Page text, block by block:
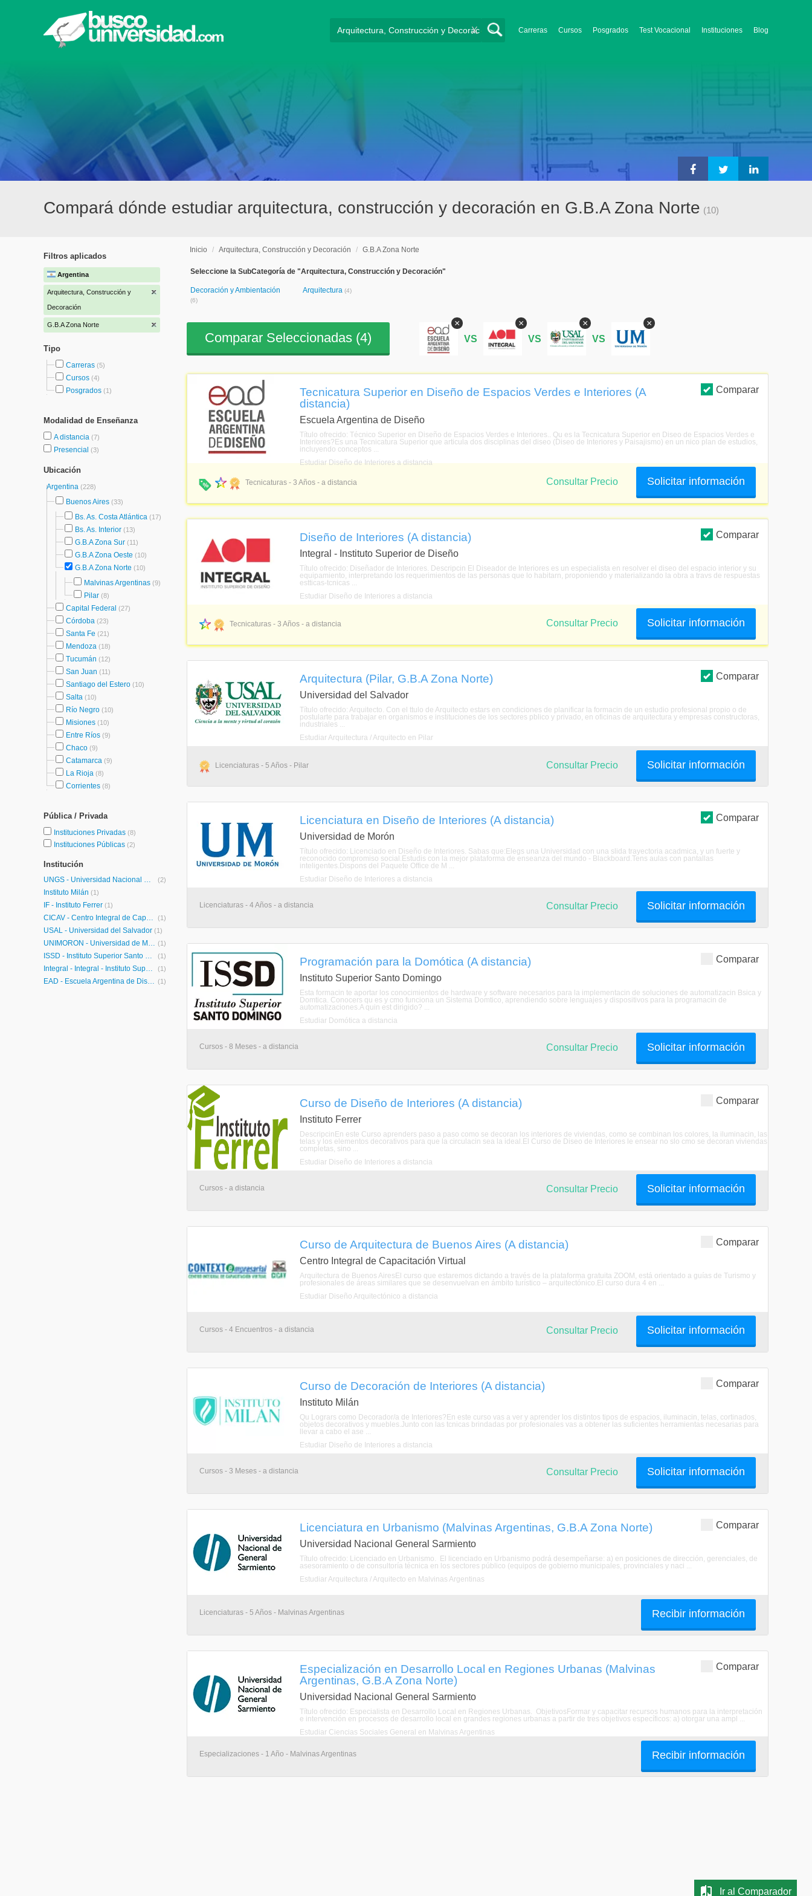
Carreras Cursos Posgrados Test Vocacional Instituciones Blog
X
Compará dónde estudiar arquitectura, construcción y decoración en G.B.A Zona Norte (10)
Filtros aplicados
Argentina
Arquitectura, Construcción y
Decoración
G.B.A Zona Norte
Tipo
Carreras (5)
Cursos (4)
Posgrados (1)
Modalidad de Enseñanza
A distancia (7)
Presencial (3)
Ubicación
Argentina (228)
Buenos Aires (33)
Bs. As. Costa Atlántica (17)
Bs. As. Interior (13)
G.B.A Zona Sur (11)
G.B.A Zona Oeste (10)
G.B.A Zona Norte (10)
Malvinas Argentinas (9)
Pilar (8)
Capital Federal (27)
Córdoba (23)
Santa Fe (21)
Mendoza (18)
Tucumán (12)
San Juan (11)
Santiago del Estero (10)
Salta (10)
Río Negro (10)
Misiones (10)
Entre Ríos (9)
Chaco (9)
Catamarca (9)
La Rioja (8)
Corrientes (8)
Pública / Privada
Instituciones Privadas (8)
Instituciones Públicas (2)
Institución
UNGS - Universidad Nacional General Sarmiento (2)
Instituto Milán (1)
IF - Instituto Ferrer (1)
CICAV - Centro Integral de Capacitación Virtual (1)
USAL - Universidad del Salvador (1)
UNIMORÓN - Universidad de Morón (1)
ISSD - Instituto Superior Santo Domingo (1)
Integral - Integral - Instituto Superior de Diseño (1)
EAD - Escuela Argentina de Diseño (1)
Inicio / Arquitectura, Construcción y Decoración / G.B.A Zona Norte
Seleccione la SubCategoría de "Arquitectura, Construcción y Decoración"
Decoración y Ambientación
(6)
Arquitectura (4)
Comparar Seleccionadas (4)
×
VS
×
VS
×
VS
×
Comparar
Tecnicatura Superior en Diseño de Espacios Verdes e Interiores (A
distancia)
Escuela Argentina de Diseño
Título ofrecido: Técnico Superior en Diseño de Espacios Verdes e Interiores.. Qu es la Tecnicatura Superior en Diseo de Espacios Verdes e
Interiores?Es una Tecnicatura Superior que articula dos disciplinas del diseo (Diseo de Interiores y Paisajismo) en un nico plan de estudios,
incluyendo conceptos ...
Estudiar Diseño de Interiores a distancia
Tecnicaturas - 3 Años - a distancia Solicitar información
Consultar Precio
Comparar
Diseño de Interiores (A distancia)
Integral - Instituto Superior de Diseño
Título ofrecido: Diseñador de Interiores. Descripcin El Diseador de Interiores es un especialista en resolver el diseo del espacio interior y su
equipamiento, interpretando los requerimientos de las personas que lo habitarn, proponiendo y materializando la obra a travs de respuestas
estticas-tcnicas ...
Estudiar Diseño de Interiores a distancia
Tecnicaturas - 3 Años - a distancia Solicitar información
Consultar Precio
Comparar
Arquitectura (Pilar, G.B.A Zona Norte)
Universidad del Salvador
Título ofrecido: Arquitecto. Con el ttulo de Arquitecto estars en condiciones de planificar la formacin de un estudio profesional propio o de
postularte para trabajar en organismos e instituciones de los sectores pblico y privado, en oficinas de arquitectura y empresas constructoras,
industriales ...
Estudiar Arquitectura / Arquitecto en Pilar
Licenciaturas - 5 Años - Pilar Solicitar información
Consultar Precio
Comparar
Licenciatura en Diseño de Interiores (A distancia)
Universidad de Morón
Título ofrecido: Licenciado en Diseño de Interiores. Sabas que:Elegs una Universidad con una slida trayectoria acadmica, y un fuerte y
reconocido compromiso social.Estudis con la mejor plataforma de enseanza del mundo - Blackboard.Tens aulas con pantallas
inteligentes.Dispons del Paquete Office de M ...
Estudiar Diseño de Interiores a distancia
Licenciaturas - 4 Años - a distancia Solicitar información
Consultar Precio
Comparar
Programación para la Domótica (A distancia)
Instituto Superior Santo Domingo
Esta formacin te aportar los conocimientos de hardware y software necesarios para la implementacin de soluciones de automatizacin Bsica y
Domtica. Conocers qu es y cmo funciona un Sistema Domtico, aprendiendo sobre lenguajes y dispositivos para la programacin de
automatizaciones.A quin est dirigido? ...
Estudiar Domótica a distancia
Cursos - 8 Meses - a distancia Solicitar información
Consultar Precio
Comparar
Curso de Diseño de Interiores (A distancia)
Instituto Ferrer
DescripcinEn este Curso aprenders paso a paso como se decoran los interiores de viviendas, como se combinan los colores, la iluminacin, las
telas y los elementos decorativos para que la circulacin sea la ideal.El Curso de Diseo de Interiores le ensear no slo cmo se decoran viviendas
completas, sino ...
Estudiar Diseño de Interiores a distancia
Cursos - a distancia Solicitar información
Consultar Precio
Comparar
Curso de Arquitectura de Buenos Aires (A distancia)
Centro Integral de Capacitación Virtual
Arquitectura de Buenos AiresEl curso que estaremos dictando a través de la plataforma gratuita ZOOM, está orientado a guías de Turismo y
profesionales de áreas similares que se desenvuelvan en ámbito turístico – arquitectónico.El curso dura 4 en ...
Estudiar Diseño Arquitectónico a distancia
Cursos - 4 Encuentros - a distancia Solicitar información
Consultar Precio
Comparar
Curso de Decoración de Interiores (A distancia)
Instituto Milán
Qu Logrars como Decorador/a de Interiores?En este curso vas a ver y aprender los distintos tipos de espacios, iluminacin, telas, cortinados,
objetos decorativos y muebles.Junto con las tcnicas brindadas por profesionales vas a obtener las suficientes herramientas necesarias para
llevar a cabo el ase ...
Estudiar Diseño de Interiores a distancia
Cursos - 3 Meses - a distancia Solicitar información
Consultar Precio
Comparar
Licenciatura en Urbanismo (Malvinas Argentinas, G.B.A Zona Norte)
Universidad Nacional General Sarmiento
Título ofrecido: Licenciado en Urbanismo. El licenciado en Urbanismo podrá desempeñarse: a) en posiciones de dirección, gerenciales, de
asesoramiento o de consultoría técnica en los sectores público (equipos de gobierno municipales, provinciales y naci ...
Estudiar Arquitectura / Arquitecto en Malvinas Argentinas
Licenciaturas - 5 Años - Malvinas Argentinas Recibir información
Comparar
Especialización en Desarrollo Local en Regiones Urbanas (Malvinas
Argentinas, G.B.A Zona Norte)
Universidad Nacional General Sarmiento
Título ofrecido: Especialista en Desarrollo Local en Regiones Urbanas. ObjetivosFormar y capacitar recursos humanos para la interpretación
e intervención en procesos de desarrollo local en grandes regiones urbanas a partir de tres objetivos específicos: a) otorgar una ampl ...
Estudiar Ciencias Sociales General en Malvinas Argentinas
Especializaciones - 1 Año - Malvinas Argentinas Recibir información
Ir al Comparador